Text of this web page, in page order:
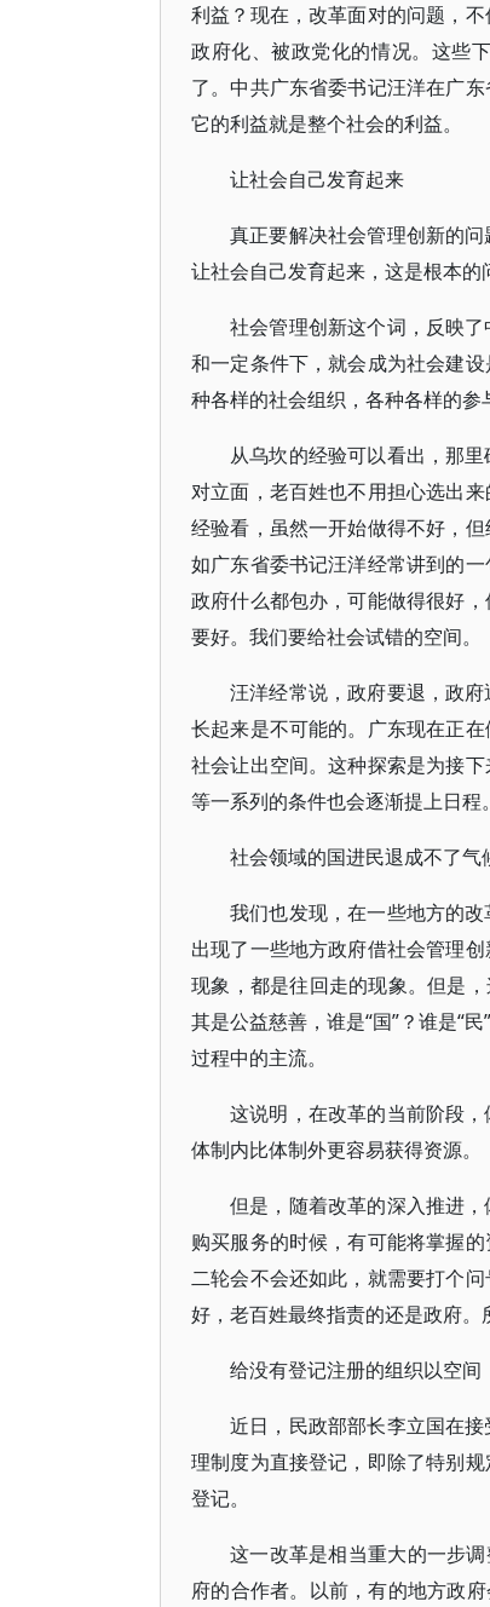
利益？现在，改革面对的问题，
政府化、被政党化的情况。这些
了。中共广东省委书记汪洋在广
它的利益就是整个社会的利益。
让社会自己发育起来
真正要解决社会管理创新的
让社会自己发育起来，这是根本的
社会管理创新这个词，反映
和一定条件下，就会成为社会建
种各样的社会组织，各种各样的参
从乌坎的经验可以看出，那
对立面，老百姓也不用担心选出
经验看，虽然一开始做得不好，
如广东省委书记汪洋经常讲到的
政府什么都包办，可能做得很好
要好。我们要给社会试错的空间。
汪洋经常说，政府要退，政
长起来是不可能的。广东现在正
社会让出空间。这种探索是为接
等一系列的条件也会逐渐提上日程
社会领域的国进民退成不了气
我们也发现，在一些地方的
出现了一些地方政府借社会管理
现象，都是往回走的现象。但是
其是公益慈善，谁是“国”？谁是“
过程中的主流。
这说明，在改革的当前阶段
体制内比体制外更容易获得资源。
但是，随着改革的深入推进
购买服务的时候，有可能将掌握
二轮会不会还如此，就需要打个
好，老百姓最终指责的还是政府。
给没有登记注册的组织以空间
近日，民政部部长李立国在
理制度为直接登记，即除了特别
登记。
这一改革是相当重大的一步
府的合作者。以前，有的地方政